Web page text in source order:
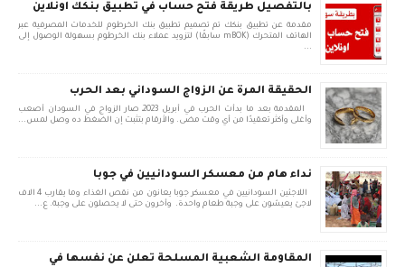
بالتفصيل طريقة فتح حساب في تطبيق بنكك اونلاين
مقدمة عن تطبيق بنكك تم تصميم تطبيق بنك الخرطوم للخدمات المصرفية عبر
الهاتف المتحرك (mBOK سابقًا) لتزويد عملاء بنك الخرطوم بسهولة الوصول إلى
...
الحقيقة المرة عن الزواج السوداني بعد الحرب
المقدمة بعد ما بدأت الحرب في أبريل 2023، صار الزواج في السودان أصعب
وأغلى وأكثر تعقيدًا من أي وقت مضى. والأرقام بتثبت إن الضغط ده وصل لمس...
نداء هام من معسكر السودانيين في جوبا
اللاجئين السودانيين في معسكر جوبا يعانون من نقص الغذاء وما يقارب 4 الاف
لاجئ يعيشون على وجبة طعام واحدة. وأخرون حتى لا يحصلون على وجبة. ع...
المقاومة الشعبية المسلحة تعلن عن نفسها في